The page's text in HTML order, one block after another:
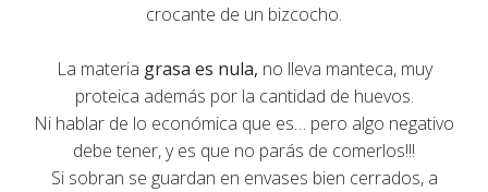
crocante de un bizcocho.
La materia grasa es nula, no lleva manteca, muy
proteica además por la cantidad de huevos.
Ni hablar de lo económica que es… pero algo negativo
debe tener, y es que no parás de comerlos!!!
Si sobran se guardan en envases bien cerrados, a